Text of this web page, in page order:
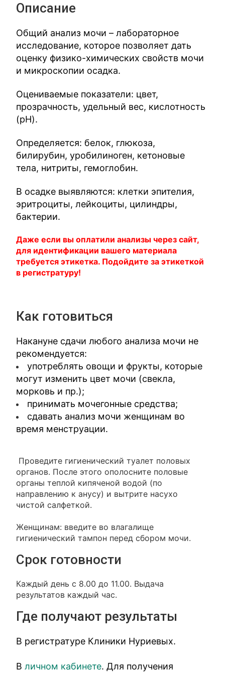
Описание
Общий анализ мочи – лабораторное
исследование, которое позволяет дать
оценку физико-химических свойств мочи
и микроскопии осадка.
Оцениваемые показатели: цвет,
прозрачность, удельный вес, кислотность
(рН).
Определяется: белок, глюкоза,
билирубин, уробилиноген, кетоновые
тела, нитриты, гемоглобин.
В осадке выявляются: клетки эпителия,
эритроциты, лейкоциты, цилиндры,
бактерии.
Даже если вы оплатили анализы через сайт,
для идентификации вашего материала
требуется этикетка. Подойдите за этикеткой
в регистратуру!
Как готовиться
Накануне сдачи любого анализа мочи не
рекомендуется:
употреблять овощи и фрукты, которые
могут изменить цвет мочи (свекла,
морковь и пр.);
принимать мочегонные средства;
сдавать анализ мочи женщинам во
время менструации.
Проведите гигиенический туалет половых
органов. После этого ополосните половые
органы теплой кипяченой водой (по
направлению к анусу) и вытрите насухо
чистой салфеткой.
Женщинам: введите во влагалище
гигиенический тампон перед сбором мочи.
Срок готовности
Каждый день с 8.00 до 11.00. Выдача
результатов каждый час.
Где получают результаты
В регистратуре Клиники Нуриевых.
Вличном кабинете. Для получения